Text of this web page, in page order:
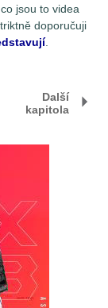
jsou to videa
doporučuji
.
Další
kapitola